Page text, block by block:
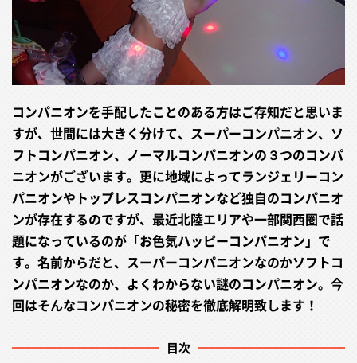
コンパニオンを手配したことのある方はご存知だと思いま
すが、世間には大きく分けて、スーパーコンパニオン、ソ
フトコンパニオン、ノーマルコンパニオンの３つのコンパ
ニオンがございます。更に地域によってランジェリーコン
パニオンやトップレスコンパニオンなど独自のコンパニオ
ンが存在するのですが、最近北陸エリアや一部関西圏で話
題になっているのが「お色気ハッピーコンパニオン」で
す。名前からだと、スーパーコンパニオンなのかソフトコ
ンパニオンなのか、よくわからない謎のコンパニオン。今
回はそんなコンパニオンの秘密を徹底解明致します！
目次